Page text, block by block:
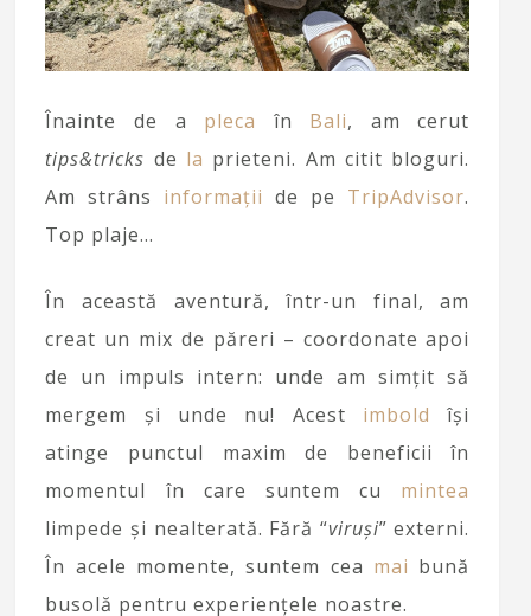
Înainte de a pleca în Bali, am cerut
tips&tricks de la prieteni. Am citit bloguri.
Am strâns informații de pe TripAdvisor.
Top plaje…
În această aventură, într-un final, am
creat un mix de păreri – coordonate apoi
de un impuls intern: unde am simțit să
mergem și unde nu! Acest imbold își
atinge punctul maxim de beneficii în
momentul în care suntem cu mintea
limpede și nealterată. Fără “viruși” externi.
În acele momente, suntem cea mai bună
busolă pentru experiențele noastre.